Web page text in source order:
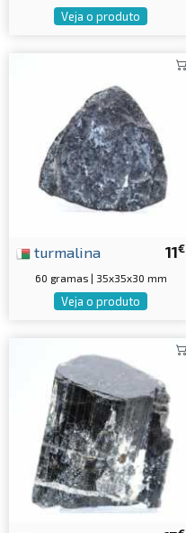
Veja o produto
11€
turmalina
60 gramas | 35x35x30 mm
Veja o produto